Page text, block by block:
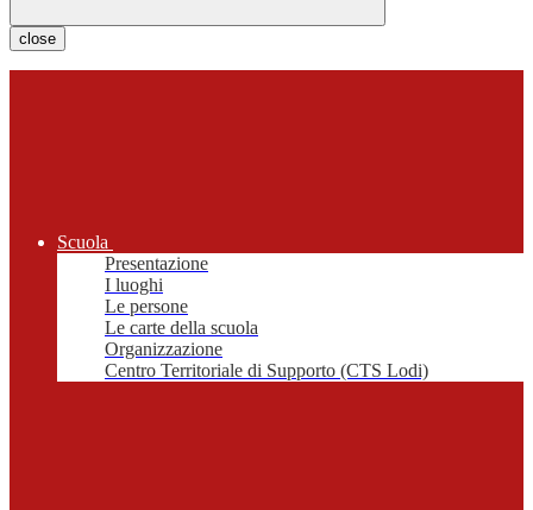
close
Scuola
Presentazione
I luoghi
Le persone
Le carte della scuola
Organizzazione
Centro Territoriale di Supporto (CTS Lodi)